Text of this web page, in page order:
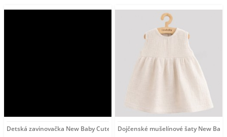
Detská zavinovačka New Baby Cute Mouse 80x80 cm podľa
Dojčenské mušelínové šaty New